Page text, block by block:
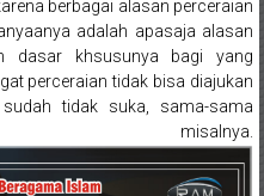
berbagai alasan perceraian
adalah apasaja alasan
dasar khsusunya bagi yang
perceraian tidak bisa diajukan
tidak suka, sama-sama